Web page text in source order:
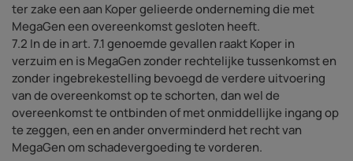
ter zake een aan Koper gelieerde onderneming die met
MegaGen een overeenkomst gesloten heeft.
7.2 In de in art. 7.1 genoemde gevallen raakt Koper in
verzuim en is MegaGen zonder rechtelijke tussenkomst en
zonder ingebrekestelling bevoegd de verdere uitvoering
van de overeenkomst op te schorten, dan wel de
overeenkomst te ontbinden of met onmiddellijke ingang op
te zeggen, een en ander onverminderd het recht van
MegaGen om schadevergoeding te vorderen.